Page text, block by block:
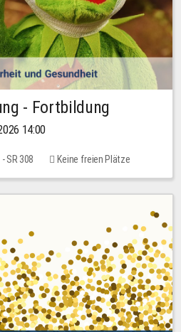
- Fortbildung
14:00
SR 308 Keine freien Plätze